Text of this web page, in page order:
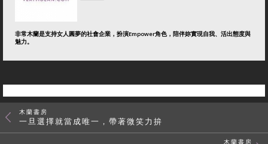
非常木蘭是支持女人圓夢的社會企業，扮演Empower角色，陪伴妳實現自我、活出態度與
魅力。
木蘭書房
一旦選擇就當成唯一，帶著微笑力拚
木蘭書房